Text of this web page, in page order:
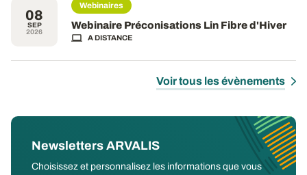
08
SEP
2026
Webinaires
Webinaire Préconisations Lin Fibre d'Hiver
A DISTANCE
Voir tous les évènements
Newsletters ARVALIS
Choisissez et personnalisez les informations que vous